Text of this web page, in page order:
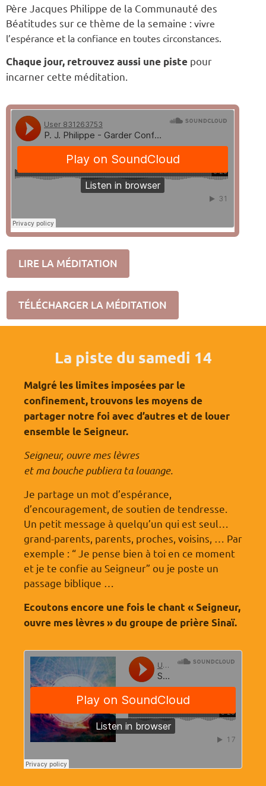
Père Jacques Philippe de la Communauté des
Béatitudes sur ce thème de la semaine : vivre
l’espérance et la confiance en toutes circonstances.
Chaque jour, retrouvez aussi une piste pour
incarner cette méditation.
LIRE LA MÉDITATION
TÉLÉCHARGER LA MÉDITATION
La piste du samedi 14
Malgré les limites imposées par le
confinement, trouvons les moyens de
partager notre foi avec d’autres et de louer
ensemble le Seigneur.
Seigneur, ouvre mes lèvres
et ma bouche publiera ta louange.
Je partage un mot d’espérance,
d’encouragement, de soutien de tendresse.
Un petit message à quelqu’un qui est seul…
grand-parents, parents, proches, voisins, … Par
exemple : “ Je pense bien à toi en ce moment
et je te confie au Seigneur” ou je poste un
passage biblique …
Ecoutons encore une fois le chant « Seigneur,
ouvre mes lèvres » du groupe de prière Sinaï.